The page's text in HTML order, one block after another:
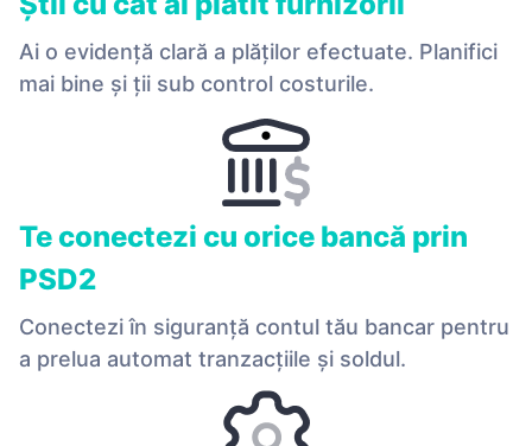
Ai o evidență clară a plăților efectuate. Planifici
mai bine și ții sub control costurile.
Te conectezi cu orice bancă prin
PSD2
Conectezi în siguranță contul tău bancar pentru
a prelua automat tranzacțiile și soldul.